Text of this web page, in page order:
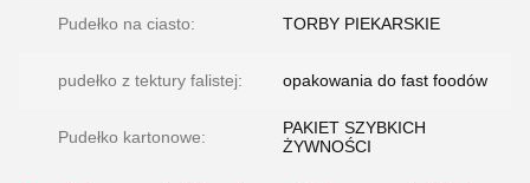
Pudełko na ciasto: TORBY PIEKARSKIE
pudełko z tektury falistej: opakowania do fast foodów
Pudełko kartonowe:
PAKIET SZYBKICH
ŻYWNOŚCI